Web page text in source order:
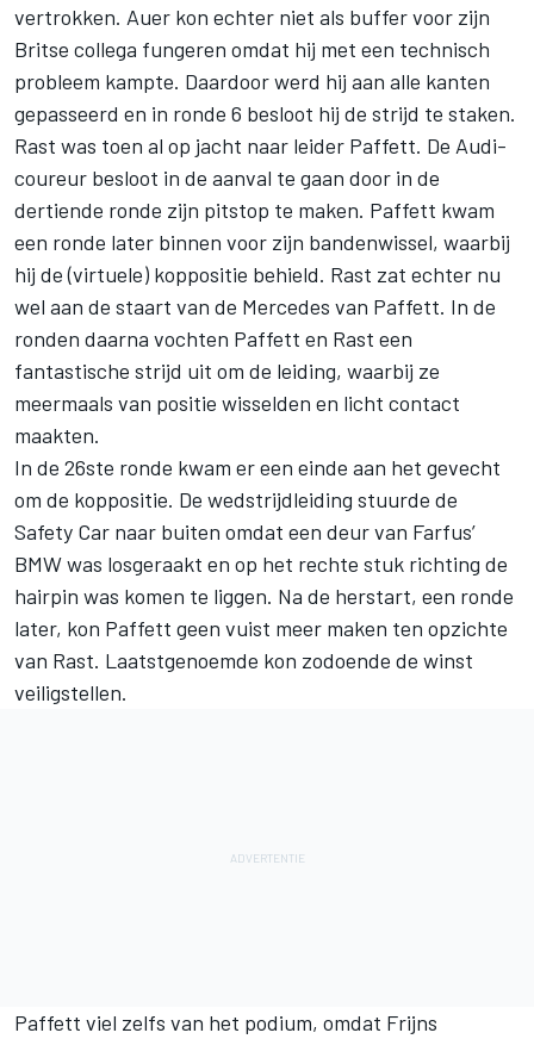
vertrokken. Auer kon echter niet als buffer voor zijn
Britse collega fungeren omdat hij met een technisch
probleem kampte. Daardoor werd hij aan alle kanten
gepasseerd en in ronde 6 besloot hij de strijd te staken.
Rast was toen al op jacht naar leider Paffett. De Audi-
coureur besloot in de aanval te gaan door in de
dertiende ronde zijn pitstop te maken. Paffett kwam
een ronde later binnen voor zijn bandenwissel, waarbij
hij de (virtuele) koppositie behield. Rast zat echter nu
wel aan de staart van de Mercedes van Paffett. In de
ronden daarna vochten Paffett en Rast een
fantastische strijd uit om de leiding, waarbij ze
meermaals van positie wisselden en licht contact
maakten.
In de 26ste ronde kwam er een einde aan het gevecht
om de koppositie. De wedstrijdleiding stuurde de
Safety Car naar buiten omdat een deur van Farfus’
BMW was losgeraakt en op het rechte stuk richting de
hairpin was komen te liggen. Na de herstart, een ronde
later, kon Paffett geen vuist meer maken ten opzichte
van Rast. Laatstgenoemde kon zodoende de winst
veiligstellen.
Paffett viel zelfs van het podium, omdat Frijns